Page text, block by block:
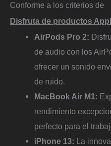
Conforme a los criterios de
Disfruta de productos
AirPods Pro 2:
de audio con los
ofrecer un sonido
de ruido.
MacBook Air M1:
rendimiento
perfecto para el
iPhone 13: La